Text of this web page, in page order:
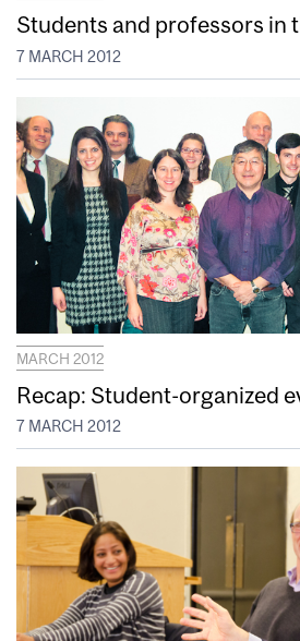
Students and professors in
7 MARCH 2012
MARCH 2012
Recap: Student-organized
7 MARCH 2012